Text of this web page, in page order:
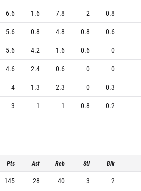
6.6 1.6 7.8 2 0.8
5.6 0.8 4.8 0.8 0.6
5.6 4.2 1.6 0.6 0
4.6 2.4 0.6 0 0
4 1.3 2.3 0 0.3
3 1 1 0.8 0.2
Pts Ast Reb Stl Blk
145 28 40 3 2